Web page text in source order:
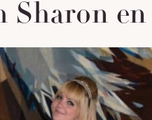
Sharon